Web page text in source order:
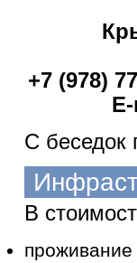
+7 (978)
С беседок
В